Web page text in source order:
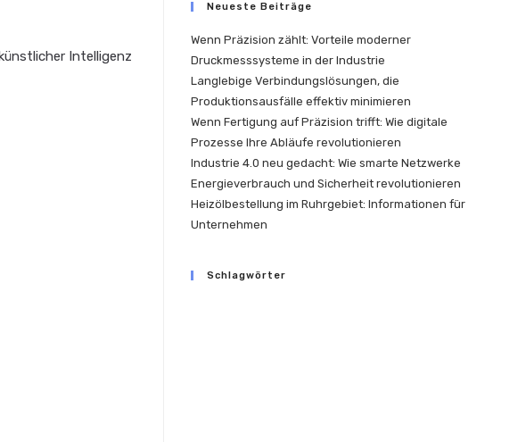
Intelligenz
Neueste Beiträge
Wenn Präzision zählt: Vorteile moderner
Druckmesssysteme in der Industrie
Langlebige Verbindungslösungen, die
Produktionsausfälle effektiv minimieren
Wenn Fertigung auf Präzision trifft: Wie digitale
Prozesse Ihre Abläufe revolutionieren
Industrie 4.0 neu gedacht: Wie smarte Netzwerke
Energieverbrauch und Sicherheit revolutionieren
Heizölbestellung im Ruhrgebiet: Informationen für
Unternehmen
Schlagwörter